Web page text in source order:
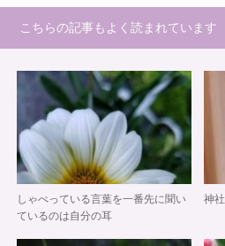
こちらの記事もよく読まれています
しゃべっている言葉を一番先に聞い
ているのは自分の耳
神社